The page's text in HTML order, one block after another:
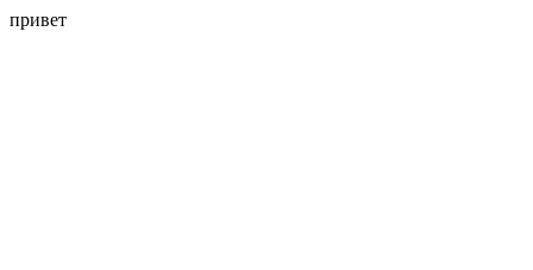
привет